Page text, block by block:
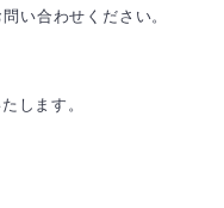
い合わせください。
します。